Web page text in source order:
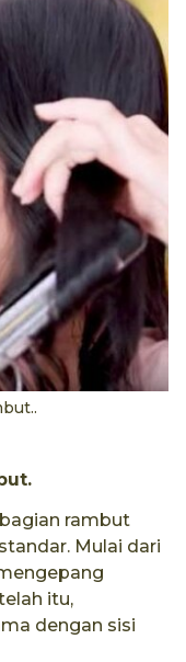
rambut
Mulai dari
itu,
dengan sisi